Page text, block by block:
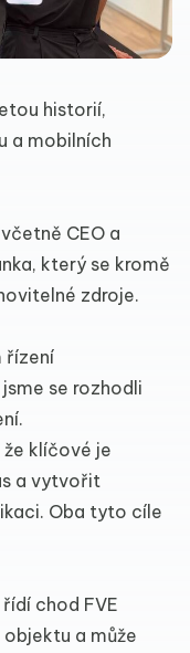
historií,
a mobilních
CEO a
který se kromě
zdroje.
řízení
se rozhodli
klíčové je
a vytvořit
Oba tyto cíle
chod FVE
a může